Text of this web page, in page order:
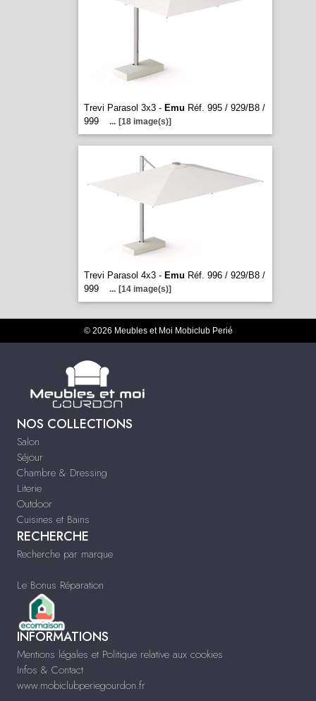
Trevi Parasol 3x3 - Emu Réf. 995 / 929/B8 /
999
... [18 image(s)]
Trevi Parasol 4x3 - Emu Réf. 996 / 929/B8 /
999
... [14 image(s)]
© 2026 Meubles et Moi Mobiclub Perié
NOS COLLECTIONS
Salon
Séjour
Chambre & Dressing
Literie
Outdoor
Cuisines et Bains
RECHERCHE
Recherche par marque
Le Bonus Réparation
INFORMATIONS
Mentions légales et Politique relative aux cookies
Infos & Contact
www.mobiclubperiegourdon.fr